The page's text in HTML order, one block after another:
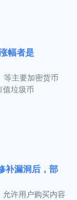
幅者是
等主要加密货币
值垃圾币
漏洞后，部
许用户购买内容